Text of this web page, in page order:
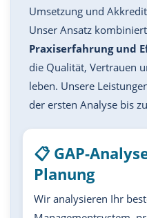
Umsetzung und
Unser Ansatz kombiniert
Praxiserfahrung und
die Qualität, Vertrauen
leben. Unsere
der ersten Analyse bis
📋 GAP-
Planung
Wir analysieren Ihr